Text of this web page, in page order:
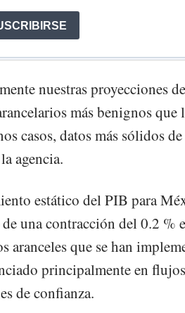
nuestras proyecciones
más benignos
casos, datos más sólidos
agencia.
estático del PIB para
una contracción del 0.2 %
aranceles que se han
principalmente en
de confianza.